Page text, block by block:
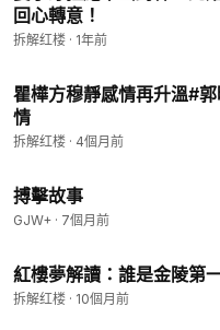
回心轉意！
拆解红楼 · 1年前
瞿樺方穆靜感情再升溫#
情
拆解红楼 · 4個月前
搏擊故事
GJW+ · 7個月前
紅樓夢解讀：誰是金陵第
拆解红楼 · 10個月前